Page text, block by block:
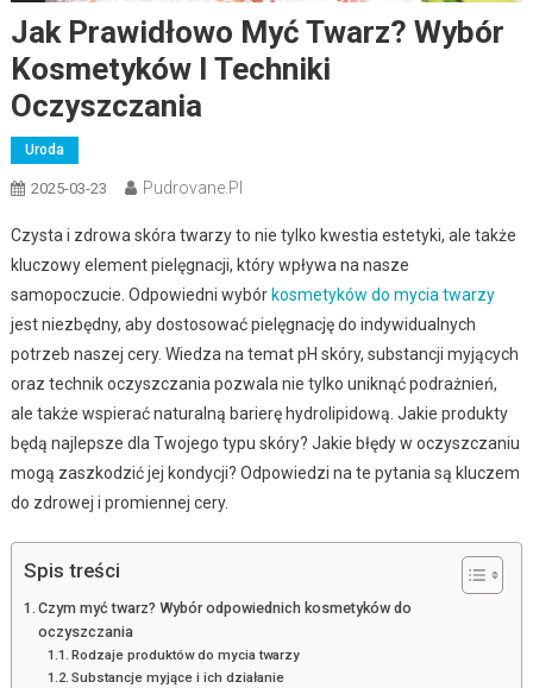
Jak Prawidłowo Myć Twarz? Wybór
Kosmetyków I Techniki
Oczyszczania
Uroda
2025-03-23 Pudrovane.pl
Czysta i zdrowa skóra twarzy to nie tylko kwestia estetyki, ale także
kluczowy element pielęgnacji, który wpływa na nasze
samopoczucie. Odpowiedni wybórkosmetyków do mycia twarzy
jest niezbędny, aby dostosować pielęgnację do indywidualnych
potrzeb naszej cery. Wiedza na temat pH skóry, substancji myjących
oraz technik oczyszczania pozwala nie tylko uniknąć podrażnień,
ale także wspierać naturalną barierę hydrolipidową. Jakie produkty
będą najlepsze dla Twojego typu skóry? Jakie błędy w oczyszczaniu
mogą zaszkodzić jej kondycji? Odpowiedzi na te pytania są kluczem
do zdrowej i promiennej cery.
Spis treści
Czym myć twarz? Wybór odpowiednich kosmetyków do
oczyszczania
Rodzaje produktów do mycia twarzy
Substancje myjące i ich działanie